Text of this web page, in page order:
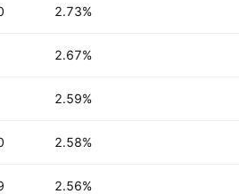
2.73%
2.67%
2.59%
2.58%
2.56%